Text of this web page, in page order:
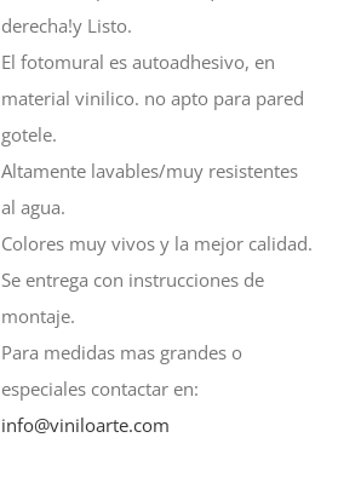
derecha!y Listo.
El fotomural es autoadhesivo, en
material vinilico. no apto para pared
gotele.
Altamente lavables/muy resistentes
al agua.
Colores muy vivos y la mejor calidad.
Se entrega con instrucciones de
montaje.
Para medidas mas grandes o
especiales contactar en:
info@viniloarte.com